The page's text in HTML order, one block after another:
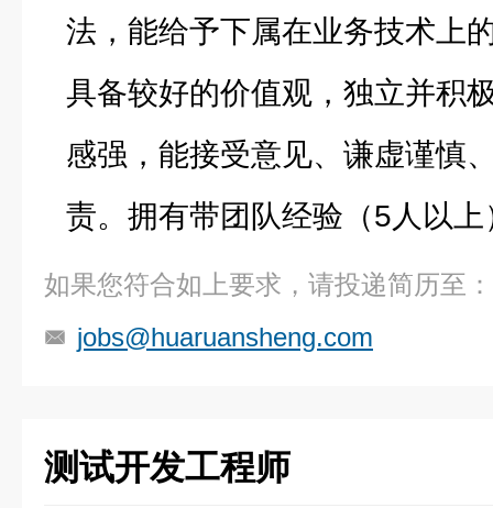
法，能给予下属在业务技术上
具备较好的价值观，独立并积
感强，能接受意见、谦虚谨慎
责。拥有带团队经验（5人以上
如果您符合如上要求，请投递简历至：
jobs@huaruansheng.com
测试开发工程师